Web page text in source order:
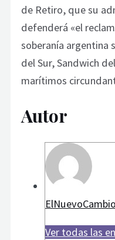
de Retiro, que su
defenderá «el
soberanía argentina
del Sur, Sandwich
marítimos
Autor
ElNuevoCambio
Ver todas las